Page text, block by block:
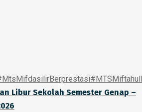
Libur Sekolah Semester Genap –